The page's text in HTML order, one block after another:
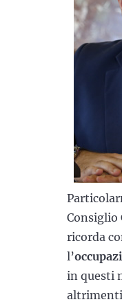
Consiglio
ricorda
l’
in questi
altrimenti